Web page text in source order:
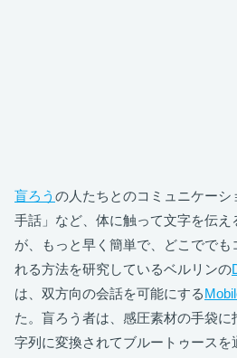
盲ろう の人たちとのコミュニケーシ
手話」など、体に触って文字を伝え
が、もっと早く簡単で、どこででも
れる方法を研究しているベルリンの
は、双方向の会話を可能にする
た。盲ろう者は、感圧素材の手袋
字列に変換されてブルートゥースを